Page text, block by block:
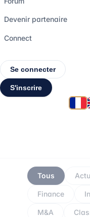
Devenir partenaire
Connect
Se connecter
S'inscrire
Explorer
Interviews,
tout pour
professionnel.
Tous Actu
Finance
M&A